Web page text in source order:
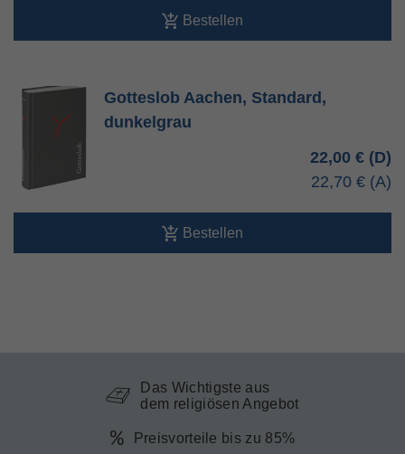
Bestellen
Gotteslob Aachen, Standard,
dunkelgrau
22,00 €
22,70 €
Bestellen
Das Wichtigste aus
dem religiösen Angebot
Preisvorteile bis zu 85%